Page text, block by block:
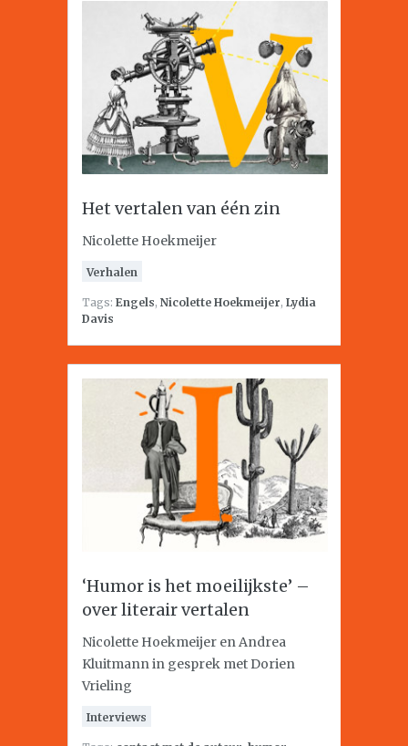
Het vertalen van één zin
Nicolette Hoekmeijer
Verhalen
Tags: Engels, Nicolette Hoekmeijer, Lydia
Davis
‘Humor is het moeilijkste’ –
over literair vertalen
Nicolette Hoekmeijer en Andrea
Kluitmann in gesprek met Dorien
Vrieling
Interviews